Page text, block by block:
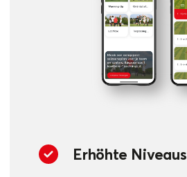
Erhöhte Niveaus